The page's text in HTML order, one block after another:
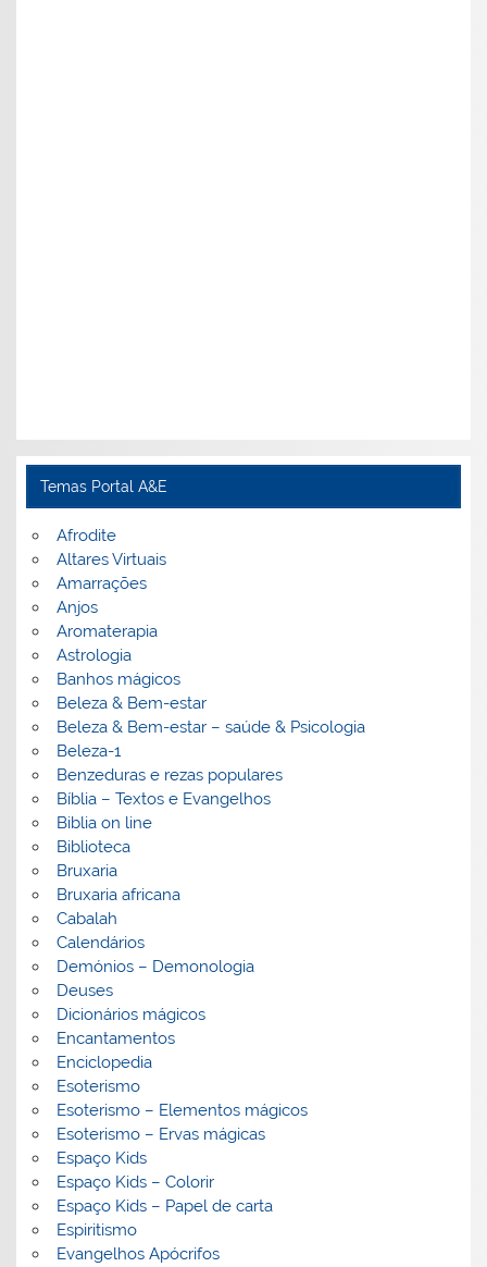
Temas Portal A&E
Afrodite
Altares Virtuais
Amarrações
Anjos
Aromaterapia
Astrologia
Banhos mágicos
Beleza & Bem-estar
Beleza & Bem-estar – saúde & Psicologia
Beleza-1
Benzeduras e rezas populares
Bíblia – Textos e Evangelhos
Biblia on line
Biblioteca
Bruxaria
Bruxaria africana
Cabalah
Calendários
Demónios – Demonologia
Deuses
Dicionários mágicos
Encantamentos
Enciclopedia
Esoterismo
Esoterismo – Elementos mágicos
Esoterismo – Ervas mágicas
Espaço Kids
Espaço Kids – Colorir
Espaço Kids – Papel de carta
Espiritismo
Evangelhos Apócrifos